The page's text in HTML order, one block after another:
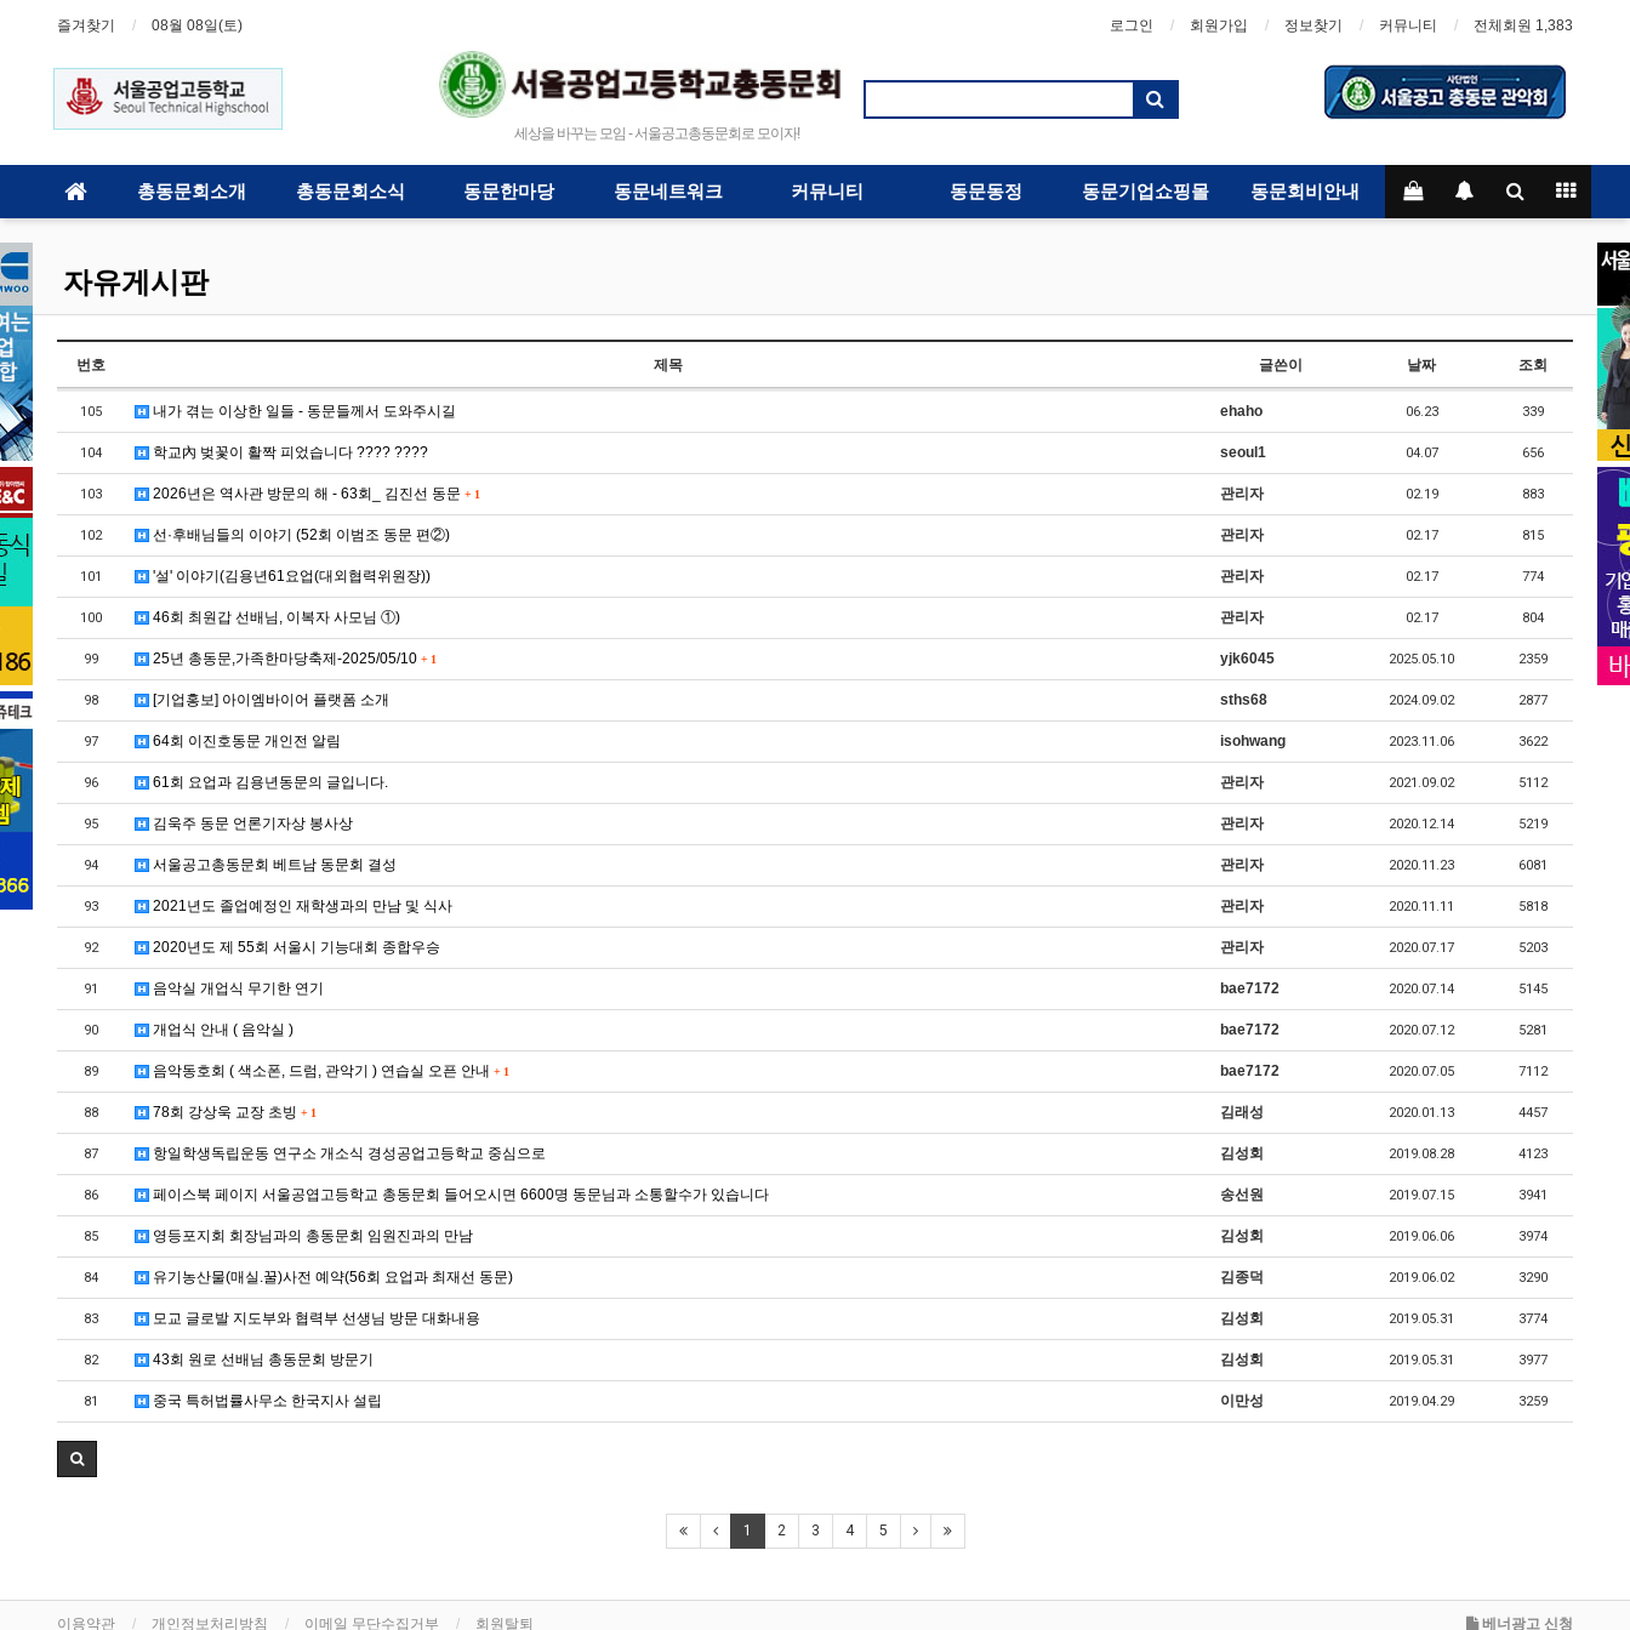
즐겨찾기 08월 08일(토) 로그인 회원가입 정보찾기 커뮤니티 전체회원 1,383
세상을 바꾸는 모임 - 서울공고총동문회로 모이자!
총동문회소개 총동문회소식 동문한마당 동문네트워크 커뮤니티 동문동정 동문기업쇼핑몰 동문회비안내
자유게시판
번호 제목 글쓴이 날짜 조회
105 내가 겪는 이상한 일들 - 동문들께서 도와주시길 ehaho 06.23 339
104 학교內 벚꽃이 활짝 피었습니다 ???? ???? seoul1 04.07 656
103 2026년은 역사관 방문의 해 - 63회_ 김진선 동문 + 1 관리자 02.19 883
102 선·후배님들의 이야기 (52회 이범조 동문 편②) 관리자 02.17 815
101 '설' 이야기(김용년61요업(대외협력위원장)) 관리자 02.17 774
100 46회 최원갑 선배님, 이복자 사모님 ①) 관리자 02.17 804
99 25년 총동문,가족한마당축제-2025/05/10 + 1 yjk6045 2025.05.10 2359
98 [기업홍보] 아이엠바이어 플랫폼 소개 sths68 2024.09.02 2877
97 64회 이진호동문 개인전 알림 isohwang 2023.11.06 3622
96 61회 요업과 김용년동문의 글입니다. 관리자 2021.09.02 5112
95 김욱주 동문 언론기자상 봉사상 관리자 2020.12.14 5219
94 서울공고총동문회 베트남 동문회 결성 관리자 2020.11.23 6081
93 2021년도 졸업예정인 재학생과의 만남 및 식사 관리자 2020.11.11 5818
92 2020년도 제 55회 서울시 기능대회 종합우승 관리자 2020.07.17 5203
91 음악실 개업식 무기한 연기 bae7172 2020.07.14 5145
90 개업식 안내 ( 음악실 ) bae7172 2020.07.12 5281
89 음악동호회 ( 색소폰, 드럼, 관악기 ) 연습실 오픈 안내 + 1 bae7172 2020.07.05 7112
88 78회 강상욱 교장 초빙 + 1 김래성 2020.01.13 4457
87 항일학생독립운동 연구소 개소식 경성공업고등학교 중심으로 김성회 2019.08.28 4123
86 페이스북 페이지 서울공엽고등학교 총동문회 들어오시면 6600명 동문님과 소통할수가 있습니다 송선원 2019.07.15 3941
85 영등포지회 회장님과의 총동문회 임원진과의 만남 김성회 2019.06.06 3974
84 유기농산물(매실.꿀)사전 예약(56회 요업과 최재선 동문) 김종덕 2019.06.02 3290
83 모교 글로발 지도부와 협력부 선생님 방문 대화내용 김성회 2019.05.31 3774
82 43회 원로 선배님 총동문회 방문기 김성회 2019.05.31 3977
81 중국 특허법률사무소 한국지사 설립 이만성 2019.04.29 3259
1 2 3 4 5
이용약관 개인정보처리방침 이메일 무단수집거부 회원탈퇴 베너광고 신청